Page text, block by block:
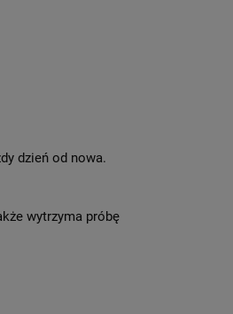
dzień od nowa.
wytrzyma próbę